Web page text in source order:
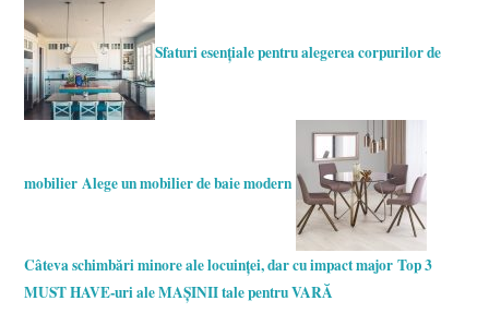
Sfaturi esențiale pentru alegerea corpurilor de
mobilier Alege un mobilier de baie modern
Câteva schimbări minore ale locuinței, dar cu impact major Top 3
MUST HAVE-uri ale MAȘINII tale pentru VARĂ